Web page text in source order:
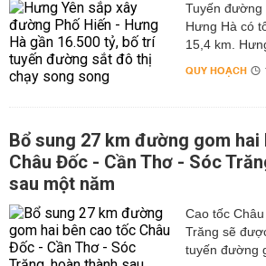
Tuyến đường
Hưng Hà có
15,4 km.
QUY HOẠCH
Bổ sung 27 km đường gom hai
Châu Đốc - Cần Thơ - Sóc
sau một năm
Cao tốc
Trăng sẽ
tuyến đường